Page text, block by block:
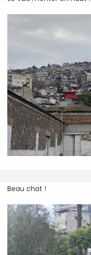
Beau chat !